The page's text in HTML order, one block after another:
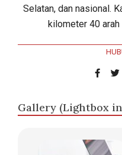
Selatan, dan nasional.
kilometer 40
Gallery (Lightbox